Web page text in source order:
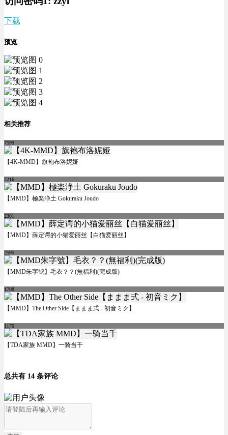
下载
预览
相关推荐
7599
【4K-MMD】旗袍布洛妮娅
2216
【MMD】極楽浄土 Gokuraku Joudo
2301
【MMD】薛定谔的小猫爱丽丝【白猫爱丽丝】
2595
【MMD朱字號】毛衣？？(無福利)(完成版)
1708
【MMD】The Other Side【ままま式 - 初音ミク】
1170
【TDA家族 MMD】一骑当千
总共有 14 条评论